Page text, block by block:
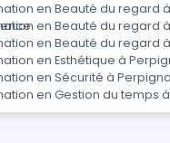
en Beauté du regard
en Beauté du regard
en Beauté du regard
en Esthétique à
en Sécurité à
en Gestion du temps